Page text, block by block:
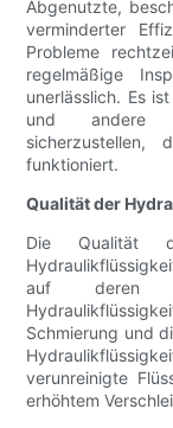
Abgenutzte,
verminderter
Probleme
regelmäßige
unerlässlich. Es
und andere
funktioniert.
Qualität der
Die Qualität
auf deren
Schmierung und
verunreinigte
erhöhtem